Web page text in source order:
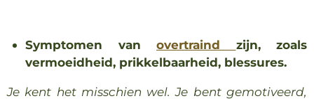
Symptomen van overtraind zijn, zoals
vermoeidheid, prikkelbaarheid, blessures.
Je kent het misschien wel. Je bent gemotiveerd,